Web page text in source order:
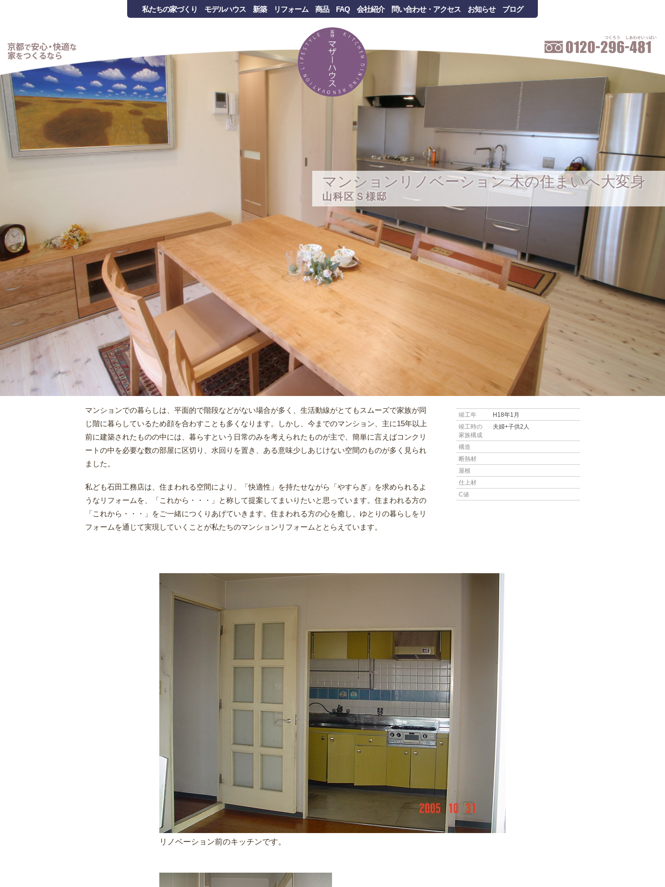
私たちの家づくり モデルハウス 新築 リフォーム 商品 FAQ 会社紹介 問い合わせ・アクセス お知らせ ブログ
マンションリノベーション 木の住まいへ大変身
山科区Ｓ様邸
マンションでの暮らしは、平面的で階段などがない場合が多く、生活動線がとてもスムーズで家族が同
じ階に暮らしているため顔を合わすことも多くなります。しかし、今までのマンション、主に15年以上
前に建築されたものの中には、暮らすという日常のみを考えられたものが主で、簡単に言えばコンクリ
ートの中を必要な数の部屋に区切り、水回りを置き、ある意味少しあじけない空間のものが多く見られ
ました。
私ども石田工務店は、住まわれる空間により、「快適性」を持たせながら「やすらぎ」を求められるよ
うなリフォームを、「これから・・・」と称して提案してまいりたいと思っています。住まわれる方の
「これから・・・」をご一緒につくりあげていきます。住まわれる方の心を癒し、ゆとりの暮らしをリ
フォームを通じて実現していくことが私たちのマンションリフォームととらえています。
竣工年
H18年1月
竣工時の
家族構成
夫婦+子供2人
構造
断熱材
屋根
仕上材
C値
リノベーション前のキッチンです。